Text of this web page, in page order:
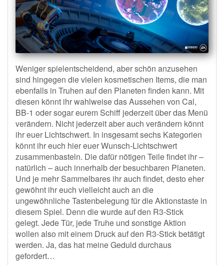
Weniger spielentscheidend, aber schön anzusehen
sind hingegen die vielen kosmetischen Items, die man
ebenfalls in Truhen auf den Planeten finden kann. Mit
diesen könnt ihr wahlweise das Aussehen von Cal,
BB-1 oder sogar eurem Schiff jederzeit über das Menü
verändern. Nicht jederzeit aber auch verändern könnt
ihr euer Lichtschwert. In insgesamt sechs Kategorien
könnt ihr euch hier euer Wunsch-Lichtschwert
zusammenbasteln. Die dafür nötigen Teile findet ihr –
natürlich – auch innerhalb der besuchbaren Planeten.
Und je mehr Sammelbares ihr auch findet, desto eher
gewöhnt ihr euch vielleicht auch an die
ungewöhnliche Tastenbelegung für die Aktionstaste in
diesem Spiel. Denn die wurde auf den R3-Stick
gelegt. Jede Tür, jede Truhe und sonstige Aktion
wollen also mit einem Druck auf den R3-Stick betätigt
werden. Ja, das hat meine Geduld durchaus
gefordert…